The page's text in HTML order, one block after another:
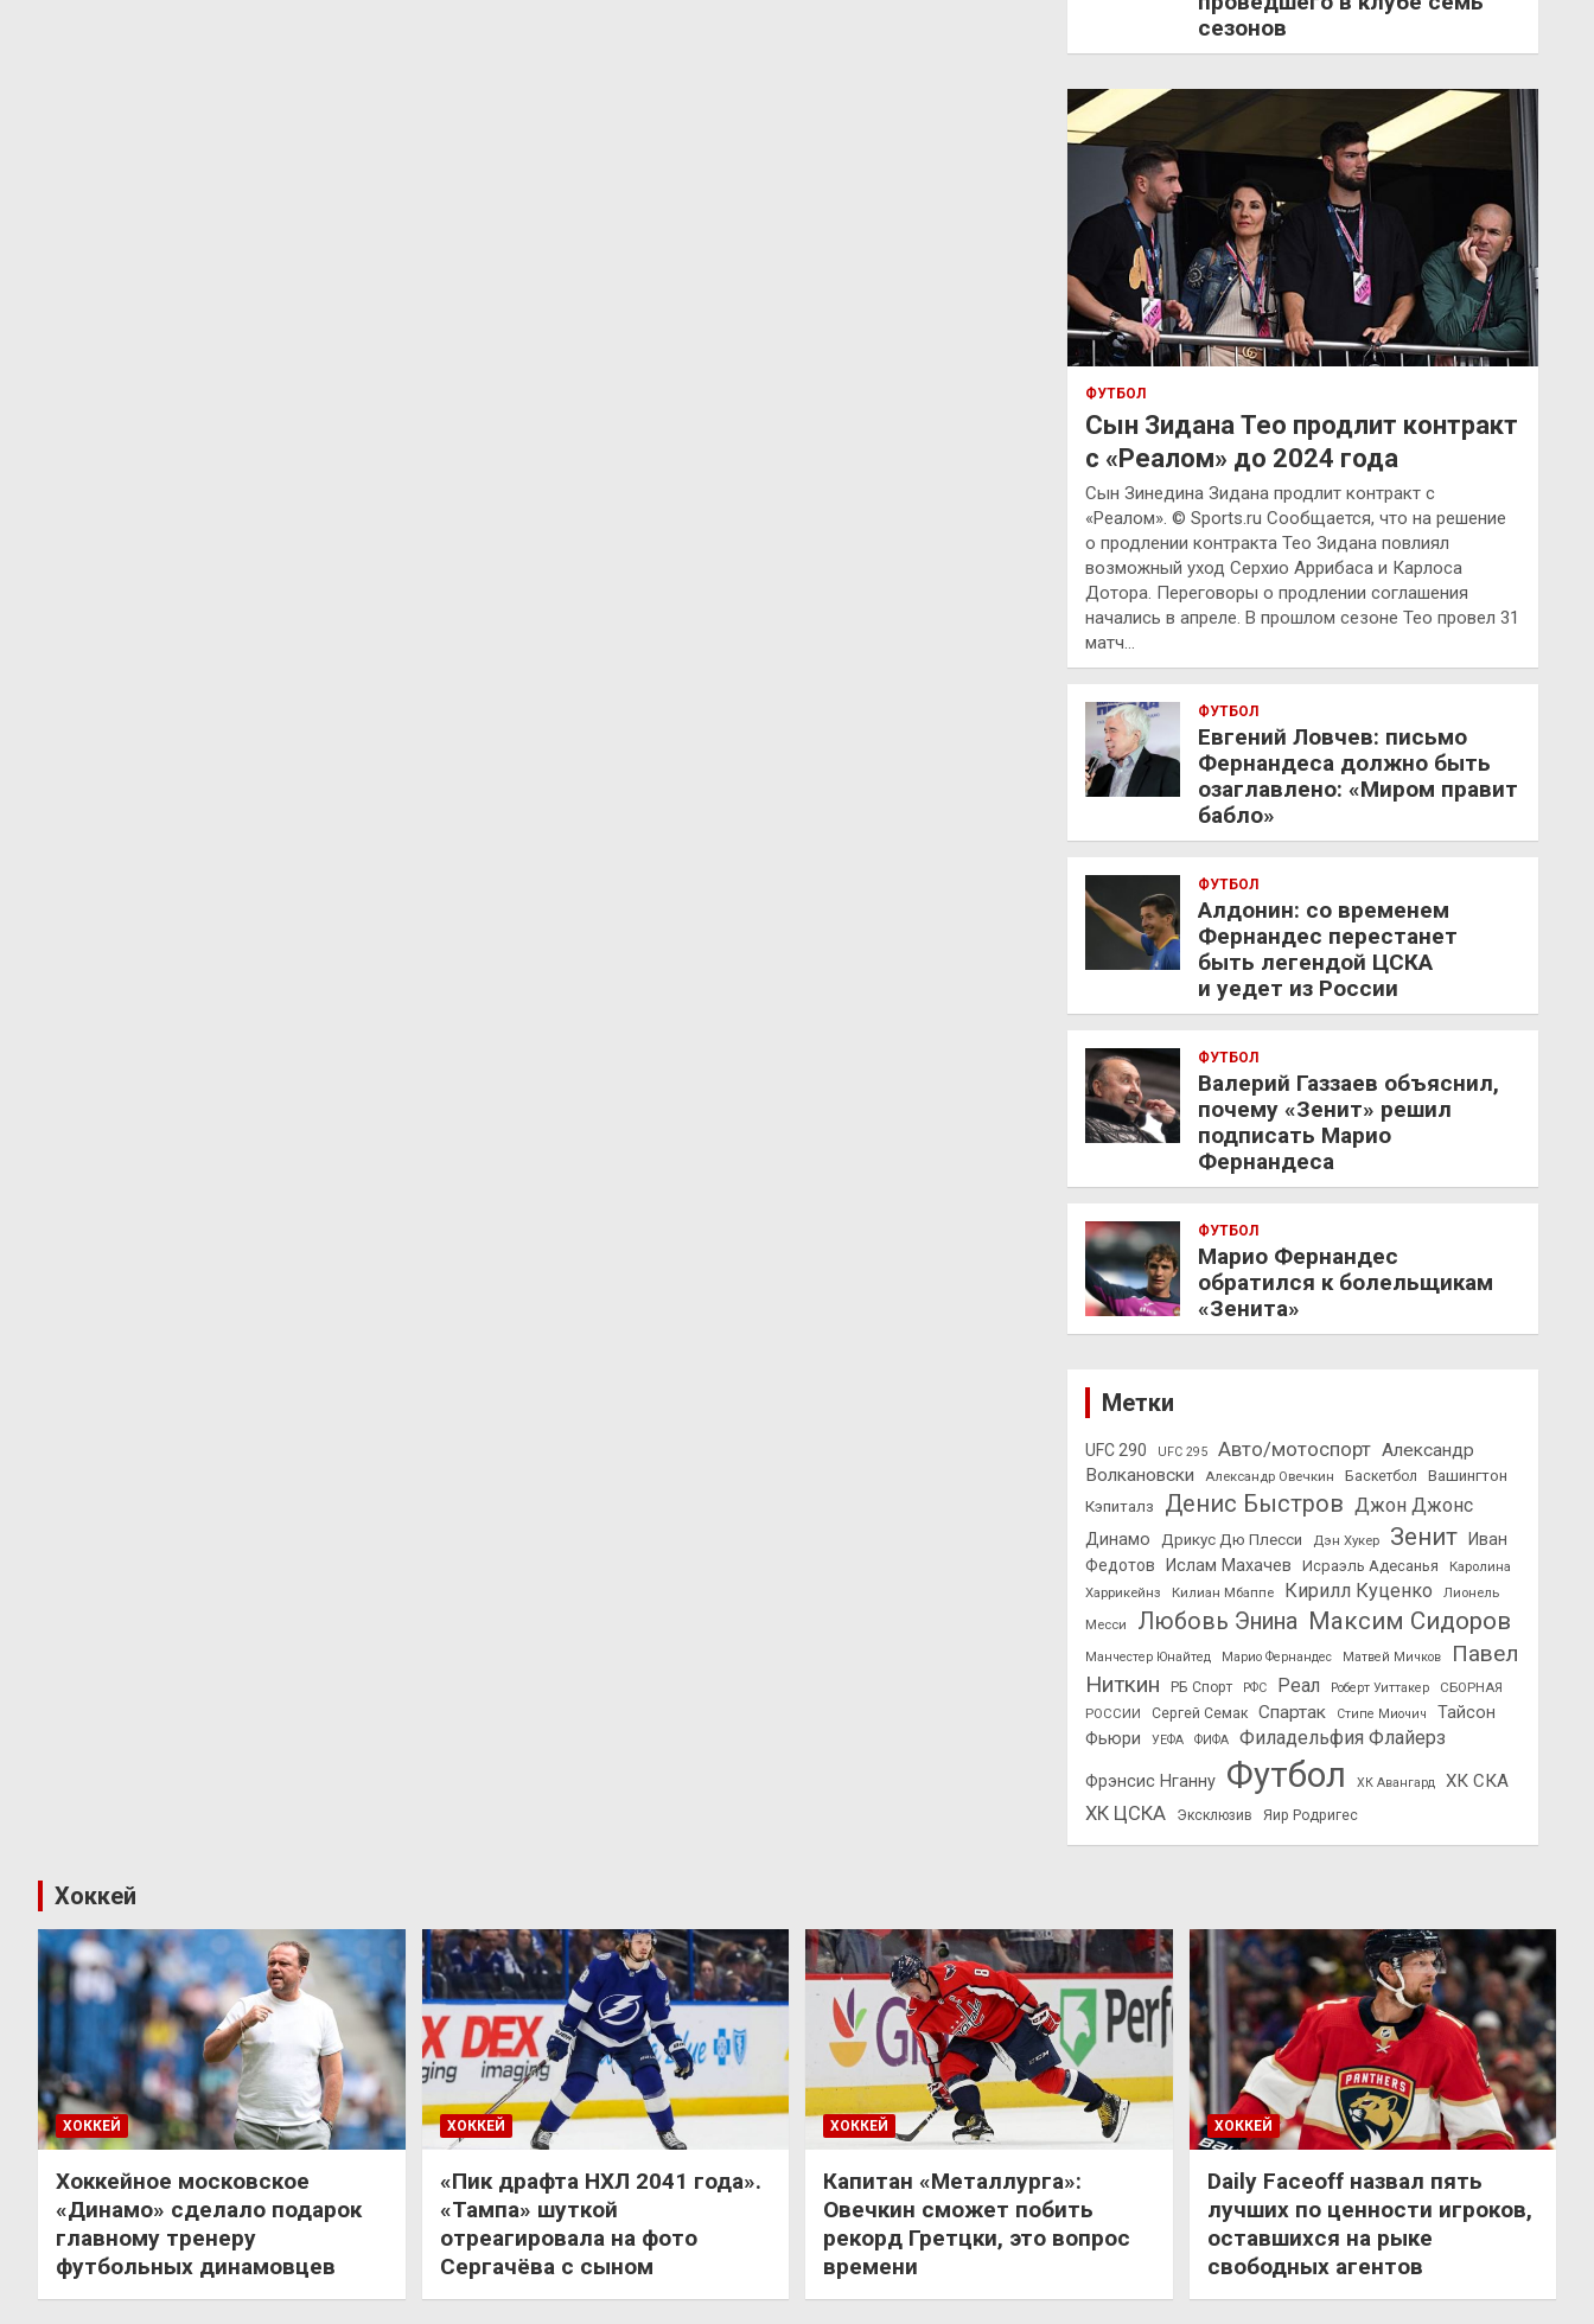
сезонов
ФУТБОЛ
Сын Зидана Тео продлит контракт
с «Реалом» до 2024 года
Сын Зинедина Зидана продлит контракт с
«Реалом». © Sports.ru Сообщается, что на решение
о продлении контракта Тео Зидана повлиял
возможный уход Серхио Аррибаса и Карлоса
Дотора. Переговоры о продлении соглашения
начались в апреле. В прошлом сезоне Тео провел 31
матч…
ФУТБОЛ
Евгений Ловчев: письмо
Фернандеса должно быть
озаглавлено: «Миром правит
бабло»
ФУТБОЛ
Алдонин: со временем
Фернандес перестанет
быть легендой ЦСКА
и уедет из России
ФУТБОЛ
Валерий Газзаев объяснил,
почему «Зенит» решил
подписать Марио
Фернандеса
ФУТБОЛ
Марио Фернандес
обратился к болельщикам
«Зенита»
Метки
UFC 290 UFC 295 Авто/мотоспорт Александр
Волкановски
Александр Овечкин Баскетбол
Вашингтон
Кэпиталз
Денис Быстров Джон Джонс
Динамо Дрикус Дю Плесси Дэн Хукер Зенит
Иван
Федотов
Ислам Махачев Исраэль Адесанья
Каролина
Харрикейнз
Килиан Мбаппе Кирилл Куценко
Лионель
Месси
Любовь Энина Максим Сидоров
Манчестер Юнайтед Марио Фернандес Матвей Мичков
Павел
Ниткин
РБ Спорт РФС Реал Роберт Уиттакер
СБОРНАЯ
РОССИИ
Сергей Семак Спартак Стипе Миочич
Тайсон
Фьюри
УЕФА ФИФА Филадельфия Флайерз
Фрэнсис Нганну Футбол ХК Авангард ХК СКА
ХК ЦСКА Эксклюзив Яир Родригес
Хоккей
ХОККЕЙ
Хоккейное московское
«Динамо» сделало подарок
главному тренеру
футбольных динамовцев
ХОККЕЙ
«Пик драфта НХЛ 2041 года».
«Тампа» шуткой
отреагировала на фото
Сергачёва с сыном
ХОККЕЙ
Капитан «Металлурга»:
Овечкин сможет побить
рекорд Гретцки, это вопрос
времени
ХОККЕЙ
Daily Faceoff назвал пять
лучших по ценности игроков,
оставшихся на рыке
свободных агентов